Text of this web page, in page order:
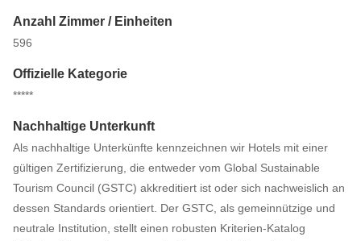
Anzahl Zimmer / Einheiten
596
Offizielle Kategorie
*****
Nachhaltige Unterkunft
Als nachhaltige Unterkünfte kennzeichnen wir Hotels mit einer
gültigen Zertifizierung, die entweder vom Global Sustainable
Tourism Council (GSTC) akkreditiert ist oder sich nachweislich an
dessen Standards orientiert. Der GSTC, als gemeinnützige und
neutrale Institution, stellt einen robusten Kriterien-Katalog